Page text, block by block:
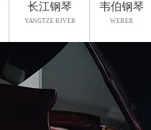
长江钢琴
YANGTZE RIVER
韦伯钢琴
WEBER